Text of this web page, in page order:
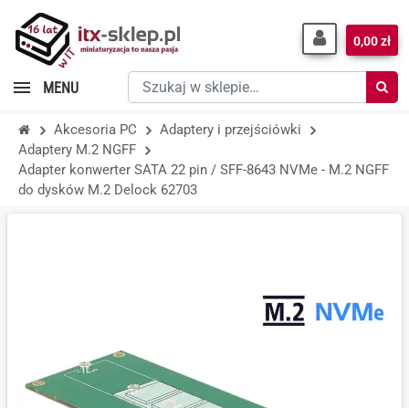
Szukaj
w
sklepie…
0,00 zł
MENU
Akcesoria PC
Adaptery i przejściówki
Adaptery M.2 NGFF
Adapter konwerter SATA 22 pin / SFF-8643 NVMe - M.2 NGFF
do dysków M.2 Delock 62703